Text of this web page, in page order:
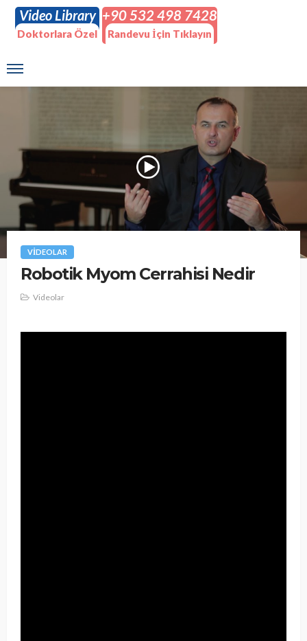
Video Library
Doktorlara Özel
+90 532 498 7428
Randevu İçin Tıklayın
VIDEOLAR
Robotik Myom Cerrahisi Nedir
Videolar